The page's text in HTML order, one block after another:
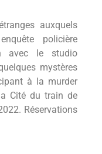
auxquels
policière
avec le studio
mystères
à la murder
Cité du train de
Réservations